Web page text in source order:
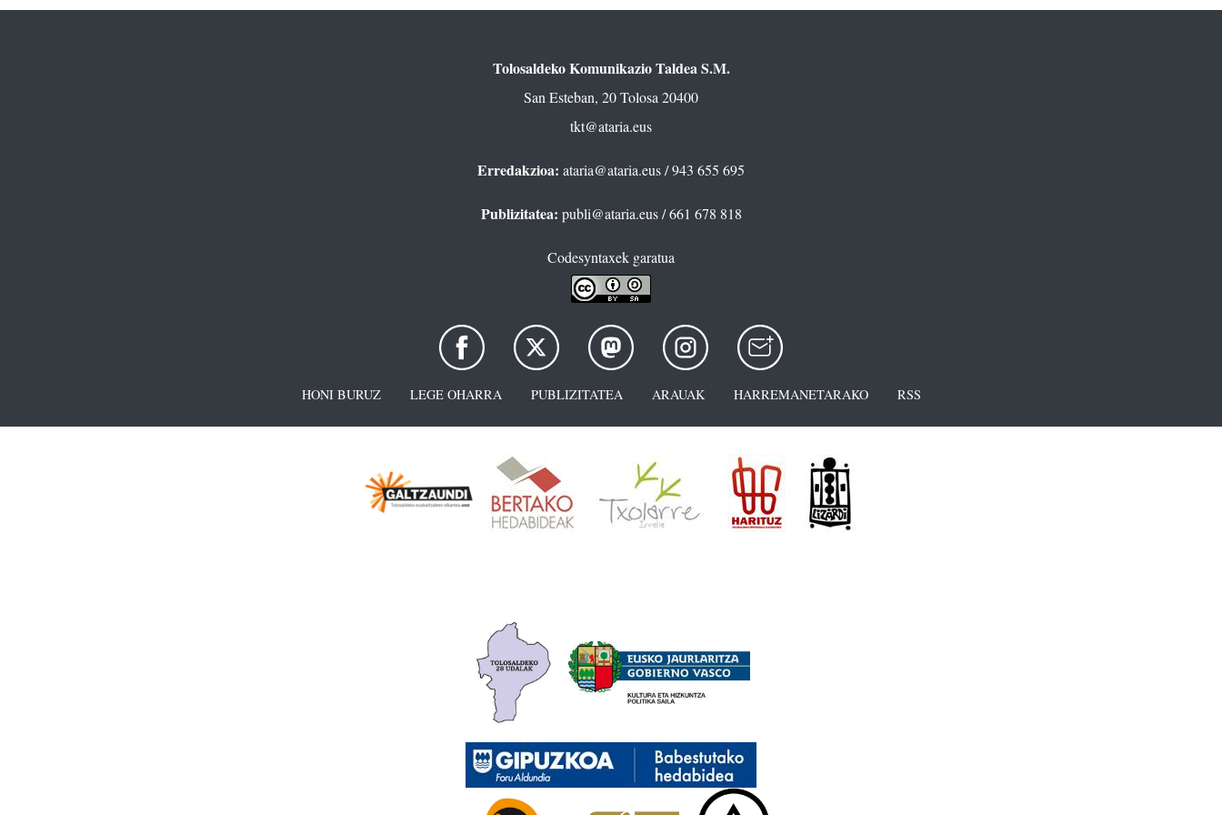
Tolosaldeko Komunikazio Taldea S.M.
San Esteban, 20 Tolosa 20400
tkt@ataria.eus
Erredakzioa: ataria@ataria.eus/ 943 655 695
Publizitatea: publi@ataria.eus/ 661 678 818
Codesyntaxek garatua
HONI BURUZ LEGE OHARRA PUBLIZITATEA ARAUAK HARREMANETARAKO RSS